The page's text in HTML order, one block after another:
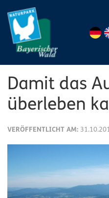
Damit das
überleben
VERÖFFENTLICHT AM: